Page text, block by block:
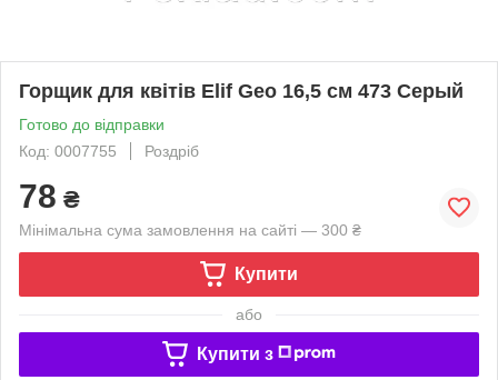
Горщик для квітів Elif Geo 16,5 см 473 Серый
Готово до відправки
Код: 0007755
Роздріб
78 ₴
Мінімальна сума замовлення на сайті — 300 ₴
Купити
або
Купити з